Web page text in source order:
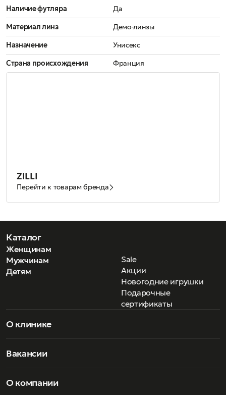
Наличие футляра
Да
Материал линз
Демо-линзы
Назначение
Унисекс
Страна происхождения
Франция
ZILLI
Перейти к товарам бренда
Каталог
Женщинам
Мужчинам
Детям
Sale
Акции
Новогодние игрушки
Подарочные
сертификаты
О клинике
Вакансии
О компании